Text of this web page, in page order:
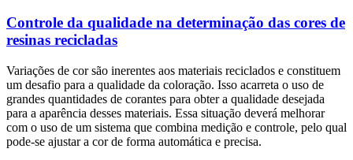
Controle da qualidade na determinação das cores de
resinas recicladas
Variações de cor são inerentes aos materiais reciclados e constituem
um desafio para a qualidade da coloração. Isso acarreta o uso de
grandes quantidades de corantes para obter a qualidade desejada
para a aparência desses materiais. Essa situação deverá melhorar
com o uso de um sistema que combina medição e controle, pelo qual
pode-se ajustar a cor de forma automática e precisa.